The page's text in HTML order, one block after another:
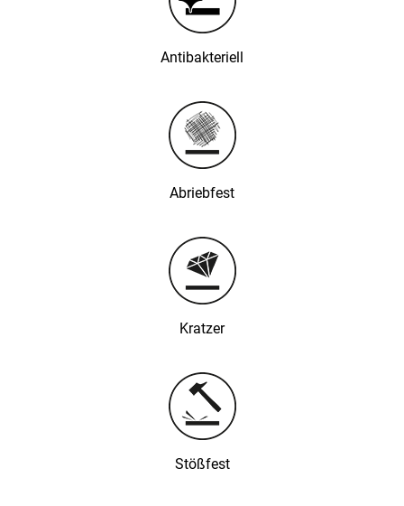
Antibakteriell
Abriebfest
Kratzer
Stößfest